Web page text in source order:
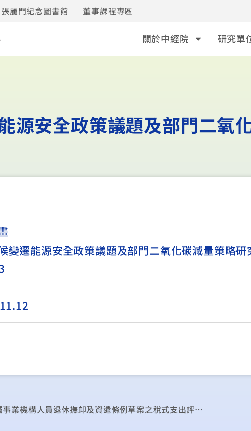
張麗門紀念圖書館 董事課程專區
關於中經院 研究單
源安全政策議題及部門二氧
變遷能源安全政策議題及部門二氧化碳減量策略研
100年度「經濟部所屬事業機構人員退休撫卹及資遣條例草案之稅式支出評估」委辦計畫研究成果報告